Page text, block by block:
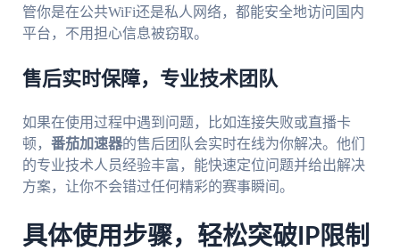
管你是在公共WiFi还是私人网络，都能安全地访问国内
平台，不用担心信息被窃取。
售后实时保障，专业技术团队
如果在使用过程中遇到问题，比如连接失败或直播卡
顿， 番茄加速器的售后团队会实时在线为你解决。他们
的专业技术人员经验丰富，能快速定位问题并给出解决
方案，让你不会错过任何精彩的赛事瞬间。
具体使用步骤，轻松突破IP限制